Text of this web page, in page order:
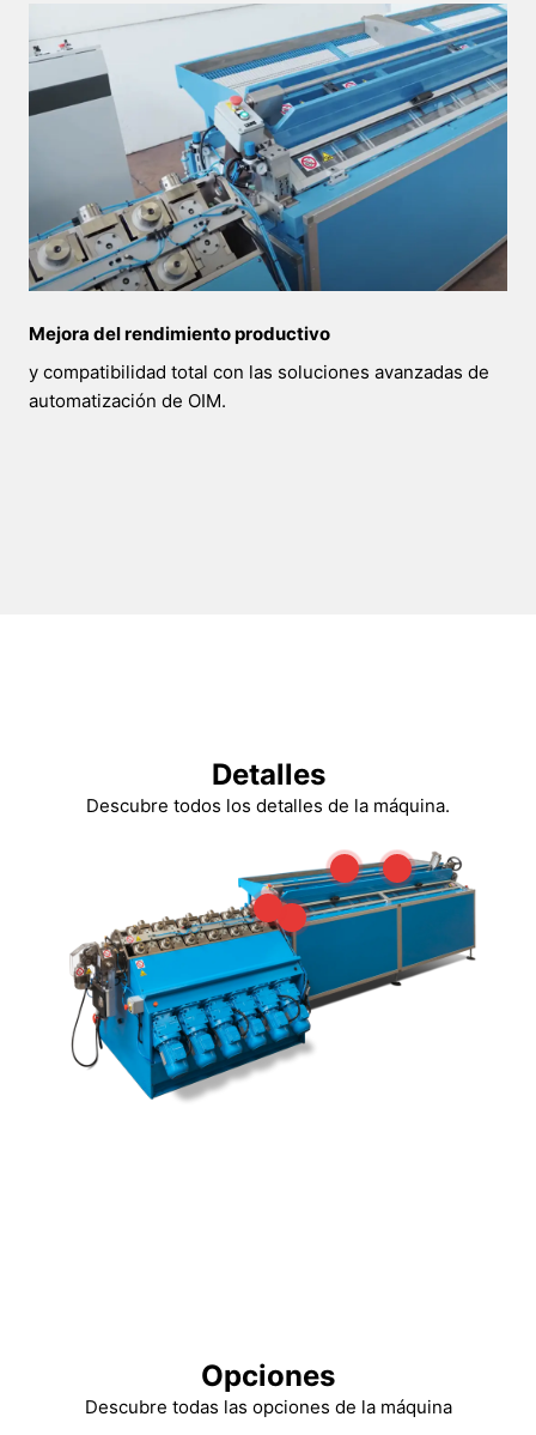
Mejora del rendimiento productivo
y compatibilidad total con las soluciones avanzadas de
automatización de OIM.
Detalles
Descubre todos los detalles de la máquina.
Opciones
Descubre todas las opciones de la máquina